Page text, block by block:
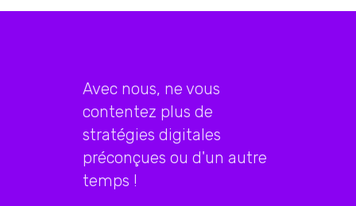
Avec nous, ne vous
contentez plus de
stratégies digitales
préconçues ou d'un autre
temps !